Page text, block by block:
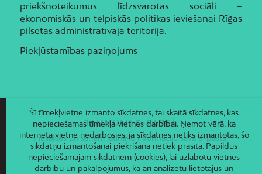
priekšnoteikumus līdzsvarotas sociāli –
ekonomiskās un telpiskās politikas ieviešanai Rīgas
pilsētas administratīvajā teritorijā.
Piekļūstamības paziņojums
JAUNUMI E-PASTĀ
Piesakies un saņem jaunāko informāciju savā e-pastā!
Šī tīmekļvietne izmanto sīkdatnes, tai skaitā sīkdatnes, kas
nepieciešamas tīmekļa vietnes darbībai. Ņemot vērā, ka
interneta vietne nedarbosies, ja sīkdatnes netiks izmantotas, šo
sīkdatņu izmantošanai piekrišana netiek prasīta. Papildus
nepieciešamajām sīkdatnēm (cookies), lai uzlabotu vietnes
darbību un pakalpojumus, kā arī analizētu lietotājus un